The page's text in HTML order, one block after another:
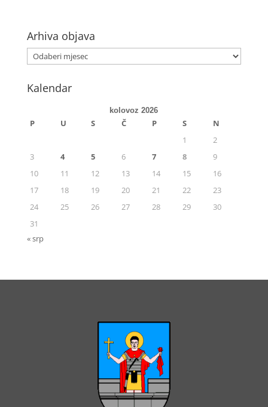
Arhiva objava
Kalendar
kolovoz 2026
P U S Č P S
N
1
2
3
4 5 6 7 8
9
10
11 12 13 14 15
16
17
18 19 20 21 22
23
24
25 26 27 28 29
30
31
« srp